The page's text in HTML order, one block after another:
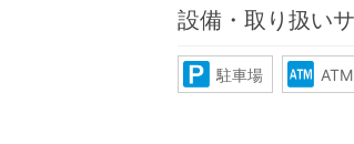
設備・取り扱い
駐車場 ATM